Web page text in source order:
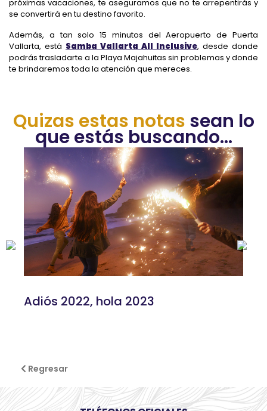
próximas vacaciones, te aseguramos que no te arrepentirás y
se convertirá en tu destino favorito.
Además, a tan solo 15 minutos del Aeropuerto de Puerta
Vallarta, está Samba Vallarta All Inclusive, desde donde
podrás trasladarte a la Playa Majahuitas sin problemas y donde
te brindaremos toda la atención que mereces.
Quizas estas notas sean lo
que estás buscando...
Adiós 2022, hola 2023
Regresar